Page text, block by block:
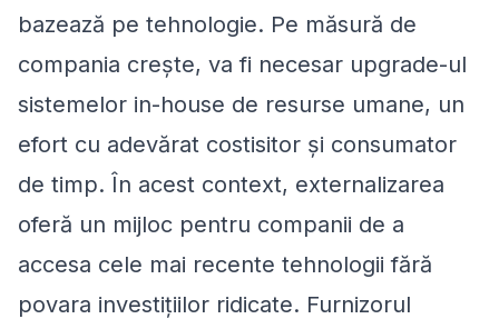
bazează pe tehnologie. Pe măsură de
compania crește, va fi necesar upgrade-ul
sistemelor in-house de resurse umane, un
efort cu adevărat costisitor și consumator
de timp. În acest context, externalizarea
oferă un mijloc pentru companii de a
accesa cele mai recente tehnologii fără
povara investițiilor ridicate. Furnizorul